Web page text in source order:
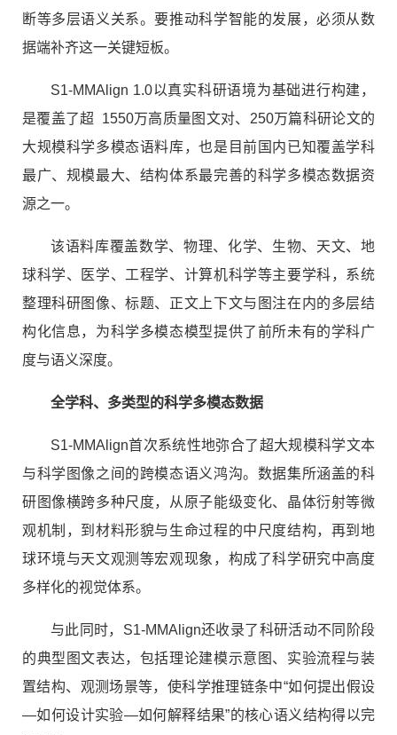
断等多层语义关系。要推动科学智能的发展，必须从数
据端补齐这一关键短板。
S1-MMAlign 1.0以真实科研语境为基础进行构建，
是覆盖了超 1550万高质量图文对、250万篇科研论文的
大规模科学多模态语料库，也是目前国内已知覆盖学科
最广、规模最大、结构体系最完善的科学多模态数据资
源之一。
该语料库覆盖数学、物理、化学、生物、天文、地
球科学、医学、工程学、计算机科学等主要学科，系统
整理科研图像、标题、正文上下文与图注在内的多层结
构化信息，为科学多模态模型提供了前所未有的学科广
度与语义深度。
全学科、多类型的科学多模态数据
S1-MMAlign首次系统性地弥合了超大规模科学文本
与科学图像之间的跨模态语义鸿沟。数据集所涵盖的科
研图像横跨多种尺度，从原子能级变化、晶体衍射等微
观机制，到材料形貌与生命过程的中尺度结构，再到地
球环境与天文观测等宏观现象，构成了科学研究中高度
多样化的视觉体系。
与此同时，S1-MMAlign还收录了科研活动不同阶段
的典型图文表达，包括理论建模示意图、实验流程与装
置结构、观测场景等，使科学推理链条中“如何提出假设
—如何设计实验—如何解释结果”的核心语义结构得以完